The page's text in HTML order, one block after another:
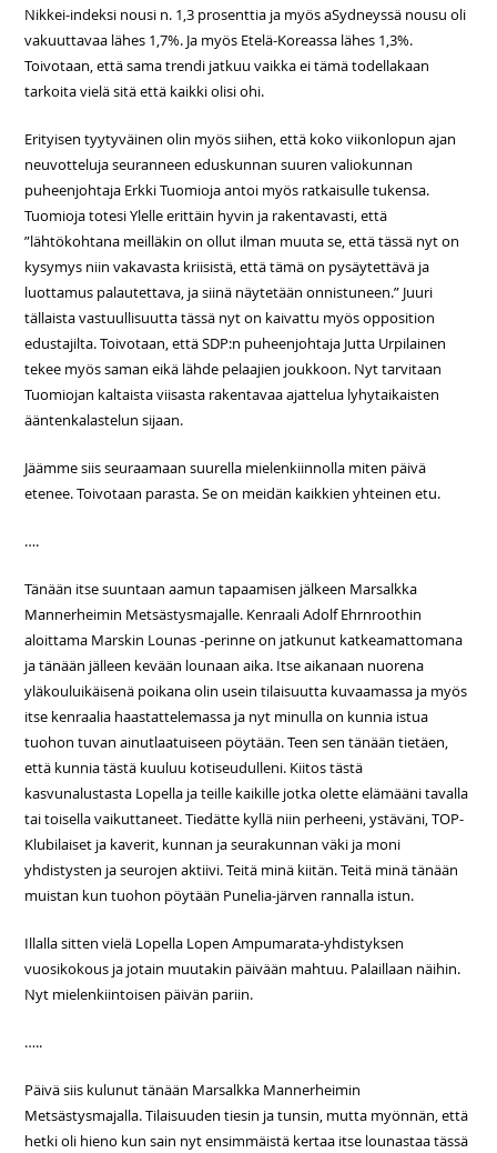
Nikkei-indeksi nousi n. 1,3 prosenttia ja myös aSydneyssä nousu oli
vakuuttavaa lähes 1,7%. Ja myös Etelä-Koreassa lähes 1,3%.
Toivotaan, että sama trendi jatkuu vaikka ei tämä todellakaan
tarkoita vielä sitä että kaikki olisi ohi.
Erityisen tyytyväinen olin myös siihen, että koko viikonlopun ajan
neuvotteluja seuranneen eduskunnan suuren valiokunnan
puheenjohtaja Erkki Tuomioja antoi myös ratkaisulle tukensa.
Tuomioja totesi Ylelle erittäin hyvin ja rakentavasti, että
”lähtökohtana meilläkin on ollut ilman muuta se, että tässä nyt on
kysymys niin vakavasta kriisistä, että tämä on pysäytettävä ja
luottamus palautettava, ja siinä näytetään onnistuneen.” Juuri
tällaista vastuullisuutta tässä nyt on kaivattu myös opposition
edustajilta. Toivotaan, että SDP:n puheenjohtaja Jutta Urpilainen
tekee myös saman eikä lähde pelaajien joukkoon. Nyt tarvitaan
Tuomiojan kaltaista viisasta rakentavaa ajattelua lyhytaikaisten
ääntenkalastelun sijaan.
Jäämme siis seuraamaan suurella mielenkiinnolla miten päivä
etenee. Toivotaan parasta. Se on meidän kaikkien yhteinen etu.
….
Tänään itse suuntaan aamun tapaamisen jälkeen Marsalkka
Mannerheimin Metsästysmajalle. Kenraali Adolf Ehrnroothin
aloittama Marskin Lounas -perinne on jatkunut katkeamattomana
ja tänään jälleen kevään lounaan aika. Itse aikanaan nuorena
yläkouluikäisenä poikana olin usein tilaisuutta kuvaamassa ja myös
itse kenraalia haastattelemassa ja nyt minulla on kunnia istua
tuohon tuvan ainutlaatuiseen pöytään. Teen sen tänään tietäen,
että kunnia tästä kuuluu kotiseudulleni. Kiitos tästä
kasvunalustasta Lopella ja teille kaikille jotka olette elämääni tavalla
tai toisella vaikuttaneet. Tiedätte kyllä niin perheeni, ystäväni, TOP-
Klubilaiset ja kaverit, kunnan ja seurakunnan väki ja moni
yhdistysten ja seurojen aktiivi. Teitä minä kiitän. Teitä minä tänään
muistan kun tuohon pöytään Punelia-järven rannalla istun.
Illalla sitten vielä Lopella Lopen Ampumarata-yhdistyksen
vuosikokous ja jotain muutakin päivään mahtuu. Palaillaan näihin.
Nyt mielenkiintoisen päivän pariin.
…..
Päivä siis kulunut tänään Marsalkka Mannerheimin
Metsästysmajalla. Tilaisuuden tiesin ja tunsin, mutta myönnän, että
hetki oli hieno kun sain nyt ensimmäistä kertaa itse lounastaa tässä